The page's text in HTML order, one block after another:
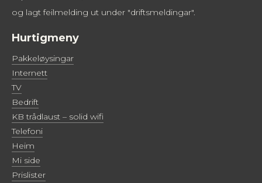
og lagt feilmelding ut under "driftsmeldingar".
Hurtigmeny
Pakkeløysingar
Internett
TV
Bedrift
KB trådlaust – solid wifi
Telefoni
Heim
Mi side
Prislister